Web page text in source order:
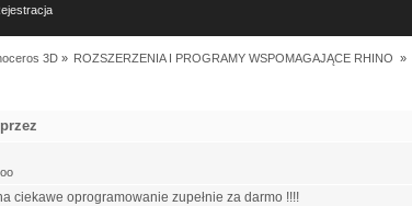
3D» ROZSZERZENIA I PROGRAMY WSPOMAGAJĄCE RHINO »
ciekawe oprogramowanie zupełnie za darmo !!!!